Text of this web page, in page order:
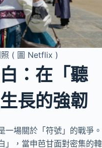
( 圖 Netflix )
：在「聽
長的強韌
一場關於「符號」的戰爭。
」，當申芭甘面對密集的韓